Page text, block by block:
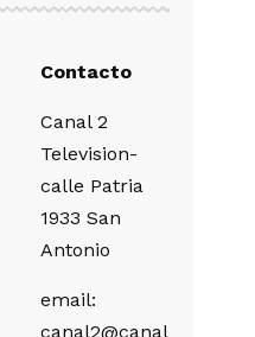
Contacto
Canal 2
Television-
calle Patria
1933 San
Antonio
email:
canal2@canal